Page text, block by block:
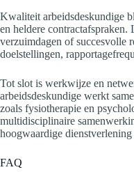
Kwaliteit arbeidsdeskundige
en heldere contractafspraken.
verzuimdagen of succesvolle
doelstellingen,
Tot slot is werkwijze en
arbeidsdeskundige werkt
zoals fysiotherapie en
multidisciplinaire
hoogwaardige
FAQ